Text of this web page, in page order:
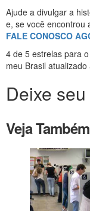
Ajude a divulgar a
e, se você encontrou
FALE CONOSCO
4 de 5 estrelas para
meu Brasil atualizado
Deixe
Veja Também